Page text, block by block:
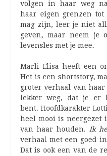
volgen in haar weg
haar eigen grenzen
mag zijn, leer je niet
geven, maar neem je
levensles met je mee.
Marli Elisa heeft een
Het is een shortstory,
groter verhaal van haar
lekker weg, dat je er
bent. Hoofdkarakter
heel mooi is neergezet
van haar houden.
Ik
verhaal met een goed
Dat is ook een van de